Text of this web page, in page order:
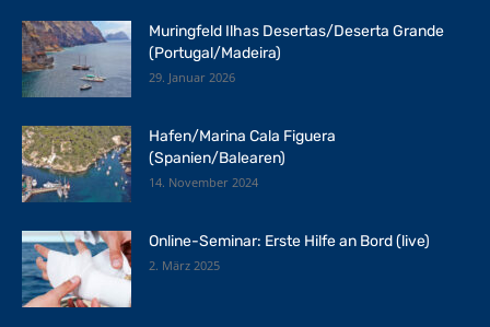
Muringfeld Ilhas Desertas/Deserta Grande
(Portugal/Madeira)
29. Januar 2026
Hafen/Marina Cala Figuera
(Spanien/Balearen)
14. November 2024
Online-Seminar: Erste Hilfe an Bord (live)
2. März 2025